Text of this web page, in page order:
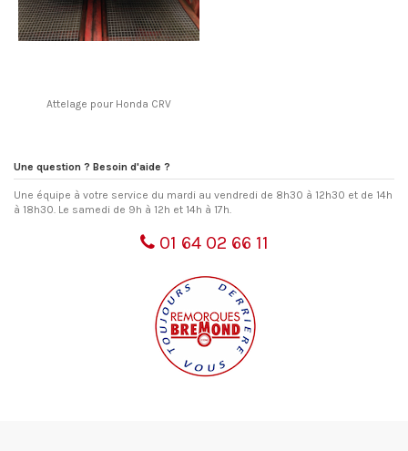
Attelage pour Honda CRV
Une question ? Besoin d'aide ?
Une équipe à votre service du mardi au vendredi de 8h30 à 12h30 et de 14h
à 18h30. Le samedi de 9h à 12h et 14h à 17h.
01 64 02 66 11